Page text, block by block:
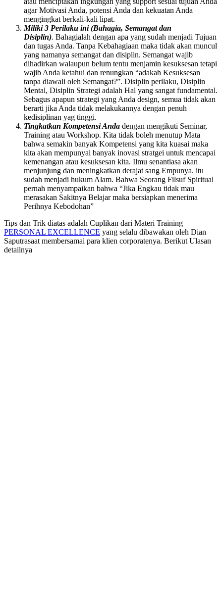
agar Motivasi Anda, potensi Anda dan kekuatan Anda
mengingkat berkali-kali lipat.
Miliki 3 Perilaku ini (Bahagia, Semangat dan
Disiplin). Bahagialah dengan apa yang sudah menjadi Tujuan
dan tugas Anda. Tanpa Kebahagiaan maka tidak akan muncul
yang namanya semangat dan disiplin. Semangat wajib
dihadirkan walaupun belum tentu menjamin kesuksesan tetapi
wajib Anda ketahui dan renungkan “adakah Kesuksesan
tanpa diawali oleh Semangat?”. Disiplin perilaku, Disiplin
Mental, Disiplin Strategi adalah Hal yang sangat fundamental.
Sebagus apapun strategi yang Anda design, semua tidak akan
berarti jika Anda tidak melakukannya dengan penuh
kedisiplinan yag tinggi.
Tingkatkan Kompetensi Anda dengan mengikuti Seminar,
Training atau Workshop. Kita tidak boleh menutup Mata
bahwa semakin banyak Kompetensi yang kita kuasai maka
kita akan mempunyai banyak inovasi stratgei untuk mencapai
kemenangan atau kesuksesan kita. Ilmu senantiasa akan
menjunjung dan meningkatkan derajat sang Empunya. itu
sudah menjadi hukum Alam. Bahwa Seorang Filsuf Spiritual
pernah menyampaikan bahwa “Jika Engkau tidak mau
merasakan Sakitnya Belajar maka bersiapkan menerima
Perihnya Kebodohan”
Tips dan Trik diatas adalah Cuplikan dari Materi Training
PERSONAL EXCELLENCE yang selalu dibawakan oleh Dian
Saputrasaat membersamai para klien corporatenya. Berikut Ulasan
detailnya